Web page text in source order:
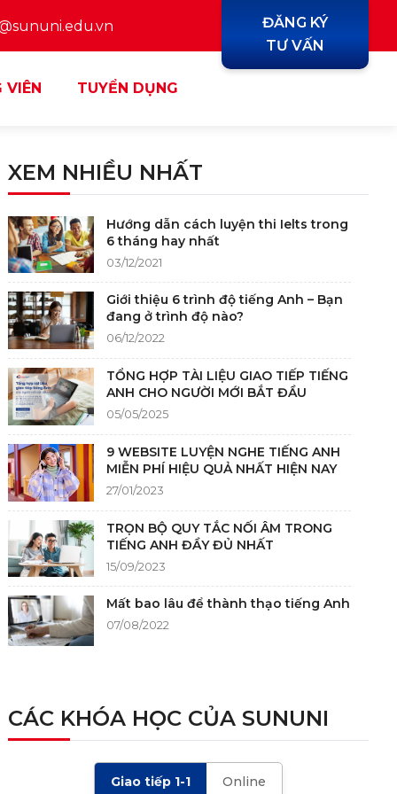
ĐĂNG KÝ
TƯ VẤN
VIÊN TUYỂN DỤNG
XEM NHIỀU NHẤT
Hướng dẫn cách luyện thi Ielts trong
6 tháng hay nhất
03/12/2021
Giới thiệu 6 trình độ tiếng Anh – Bạn
đang ở trình độ nào?
06/12/2022
TỔNG HỢP TÀI LIỆU GIAO TIẾP TIẾNG
ANH CHO NGƯỜI MỚI BẮT ĐẦU
05/05/2025
9 WEBSITE LUYỆN NGHE TIẾNG ANH
MIỄN PHÍ HIỆU QUẢ NHẤT HIỆN NAY
27/01/2023
TRỌN BỘ QUY TẮC NỐI ÂM TRONG
TIẾNG ANH ĐẦY ĐỦ NHẤT
15/09/2023
Mất bao lâu để thành thạo tiếng Anh
07/08/2022
WRITING 2024 VÀ NHỮNG LƯU Ý
CÁC KHÓA HỌC CỦA SUNUNI
Giao tiếp 1-1 Online